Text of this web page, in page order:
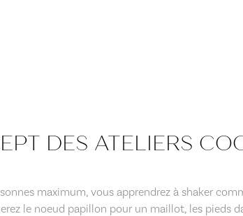
DES ATELIERS
maximum, vous apprendrez à shaker
le noeud papillon pour un maillot, les pieds